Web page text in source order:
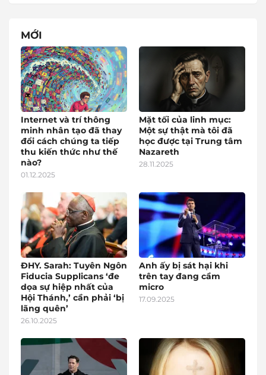
MỚI
Internet và trí thông
minh nhân tạo đã thay
đổi cách chúng ta tiếp
thu kiến thức như thế
nào?
01.12.2025
Mặt tối của linh mục:
Một sự thật mà tôi đã
học được tại Trung tâm
Nazareth
28.11.2025
ĐHY. Sarah: Tuyên Ngôn
Fiducia Supplicans ‘đe
dọa sự hiệp nhất của
Hội Thánh,’ cần phải ‘bị
lãng quên’
26.10.2025
Anh ấy bị sát hại khi
trên tay đang cầm
micro
17.09.2025